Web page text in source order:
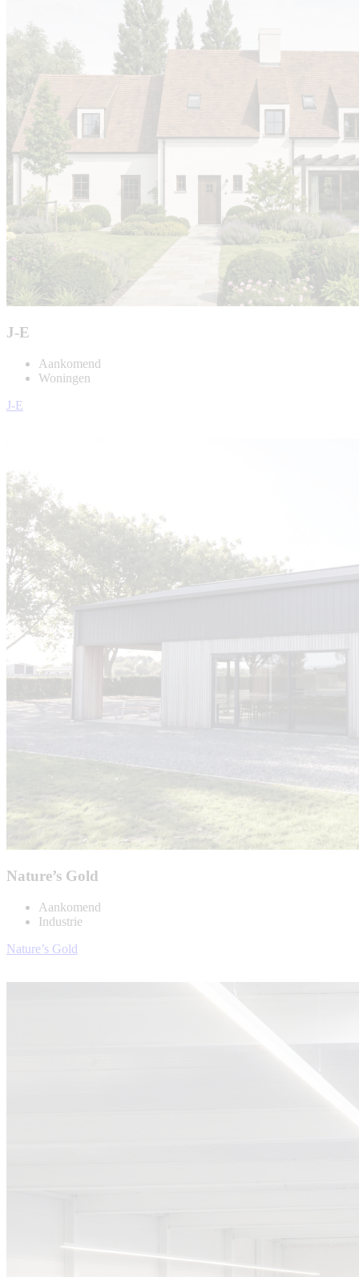
J-E
Aankomend
Woningen
J-E
Nature’s Gold
Aankomend
Industrie
Nature’s Gold